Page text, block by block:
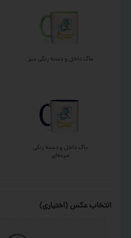
ماگ داخل و دسته رنگی سبز
ماگ داخل و دسته رنگی
سرمه‌ای
انتخاب عکس (اختیاری)